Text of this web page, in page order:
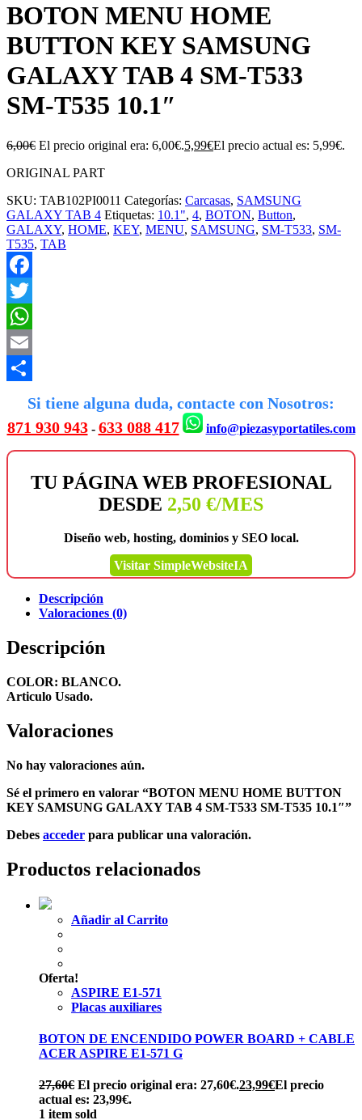
BOTON MENU HOME
BUTTON KEY SAMSUNG
GALAXY TAB 4 SM-T533
SM-T535 10.1″
6,00€ El precio original era: 6,00€.5,99€El precio actual es: 5,99€.
ORIGINAL PART
SKU: TAB102PI0011 Categorías: Carcasas, SAMSUNG
GALAXY TAB 4 Etiquetas: 10.1", 4, BOTON, Button,
GALAXY, HOME, KEY, MENU, SAMSUNG, SM-T533, SM-
T535, TAB
Facebook
Twitter
WhatsApp
Email
Si tiene alguna duda, contacte con Nosotros:
871 930 943- 633 088 417 info@piezasyportatiles.com
TU PÁGINA WEB PROFESIONAL
DESDE 2,50 €/MES
Diseño web, hosting, dominios y SEO local.
Visitar SimpleWebsiteIA
Descripción
Valoraciones (0)
Descripción
COLOR: BLANCO.
Articulo Usado.
Valoraciones
No hay valoraciones aún.
Sé el primero en valorar “BOTON MENU HOME BUTTON
KEY SAMSUNG GALAXY TAB 4 SM-T533 SM-T535 10.1″”
Debes acceder para publicar una valoración.
Productos relacionados
Añadir al Carrito
Oferta!
ASPIRE E1-571
Placas auxiliares
BOTON DE ENCENDIDO POWER BOARD + CABLE
ACER ASPIRE E1-571 G
27,60€ El precio original era: 27,60€.23,99€El precio
actual es: 23,99€.
1 item sold